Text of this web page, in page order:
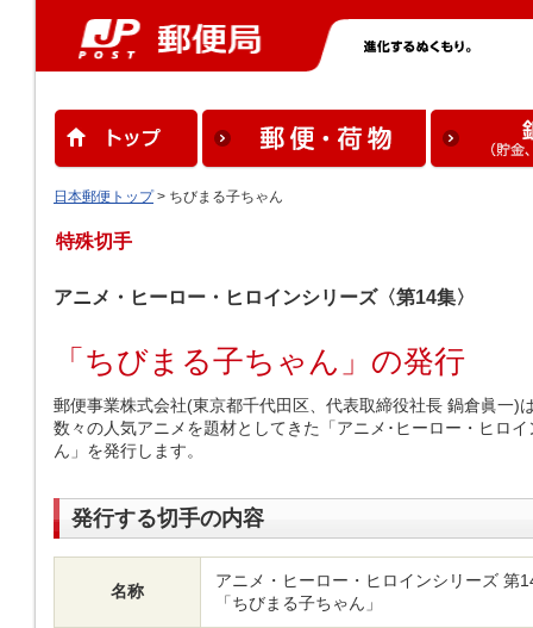
日本郵便トップ> ちびまる子ちゃん
特殊切手
アニメ・ヒーロー・ヒロインシリーズ〈第14集〉
「ちびまる子ちゃん」の発行
郵便事業株式会社(東京都千代田区、代表取締役社長 鍋倉眞一)
数々の人気アニメを題材としてきた「アニメ･ヒーロー・ヒロ
ん」を発行します。
発行する切手の内容
名称
アニメ・ヒーロー・ヒロインシリーズ 第
「ちびまる子ちゃん」